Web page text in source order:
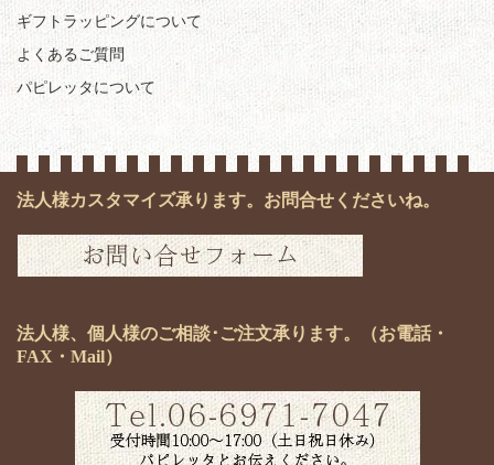
ギフトラッピングについて
よくあるご質問
パピレッタについて
法人様カスタマイズ承ります。お問合せくださいね。
法人様、個人様のご相談･ご注文承ります。（お電話・
FAX・Mail）